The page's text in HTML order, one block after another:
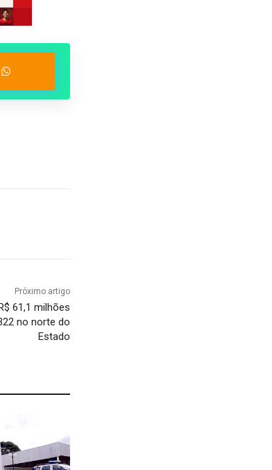
Próximo artigo
61,1 milhões
no norte do
Estado